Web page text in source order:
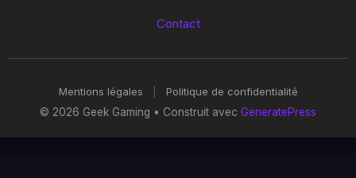
Contact
Mentions légales
Politique de confidentialité
© 2026 Geek Gaming • Construit avec GeneratePress